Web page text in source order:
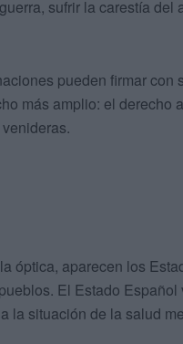
sufrir la carestía
pueden firmar
más amplio: el derecho
óptica, aparecen los
El Estado
la situación de la salud